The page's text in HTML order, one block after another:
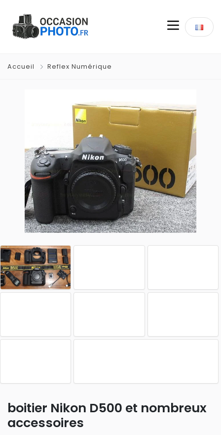
Accueil Reflex Numérique
boitier Nikon D500 et nombreux
accessoires